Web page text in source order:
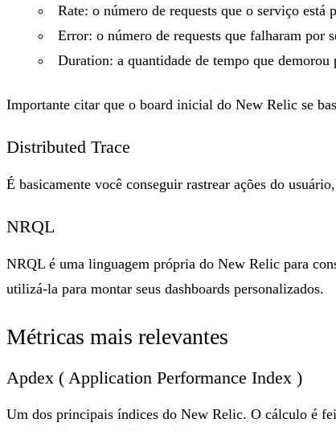
Rate: o número de requests que o serviço está
Error: o número de requests que falharam por
Duration: a quantidade de tempo que demorou
Importante citar que o board inicial do New Relic se
Distributed Trace
É basicamente você conseguir rastrear ações do
NRQL
NRQL é uma linguagem própria do New Relic para
utilizá-la para montar seus dashboards personalizados.
Métricas mais relevantes
Apdex ( Application Performance Index )
Um dos principais índices do New Relic. O cálculo é